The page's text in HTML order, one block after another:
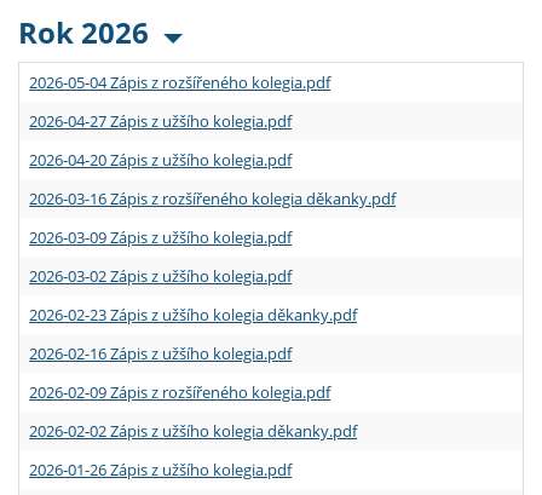
Rok 2026
2026-05-04 Zápis z rozšířeného kolegia.pdf
2026-04-27 Zápis z užšího kolegia.pdf
2026-04-20 Zápis z užšího kolegia.pdf
2026-03-16 Zápis z rozšířeného kolegia děkanky.pdf
2026-03-09 Zápis z užšího kolegia.pdf
2026-03-02 Zápis z užšího kolegia.pdf
2026-02-23 Zápis z užšího kolegia děkanky.pdf
2026-02-16 Zápis z užšího kolegia.pdf
2026-02-09 Zápis z rozšířeného kolegia.pdf
2026-02-02 Zápis z užšího kolegia děkanky.pdf
2026-01-26 Zápis z užšího kolegia.pdf